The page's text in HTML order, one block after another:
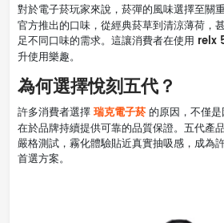
對於電子菸玩家來說，菸彈的風味選擇至關
官方推出的口味，從經典菸草到清涼薄荷，
足不同口味的需求。這讓消費者在使用 relx
升使用樂趣。
為何選擇悅刻五代？
許多消費者選擇 瑞克電子菸 的原因，不僅
在於品牌持續提供可靠的品質保證。五代產
嚴格測試，霧化體驗貼近真實抽吸感，成為
首選方案。